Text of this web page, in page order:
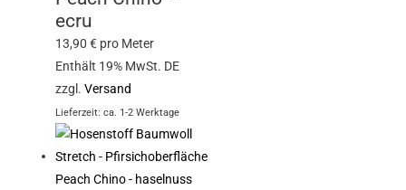
ecru
13,90€ pro Meter
Enthält 19% MwSt. DE
zzgl.Versand
Lieferzeit: ca. 1-2 Werktage